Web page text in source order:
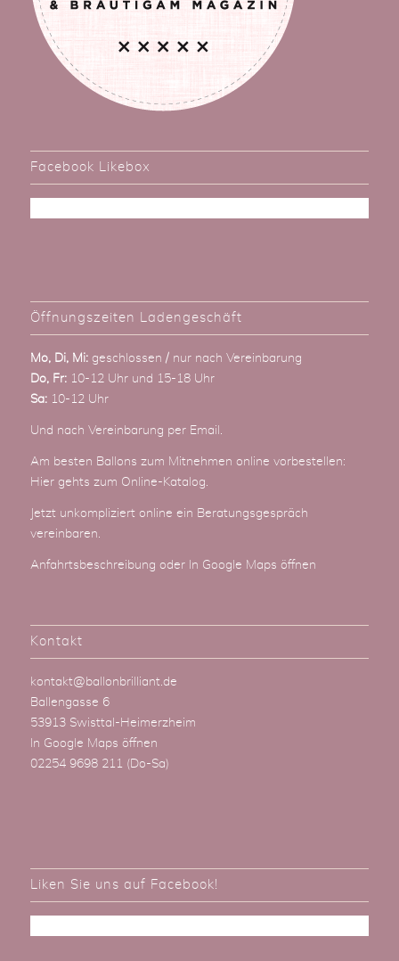
Facebook Likebox
Öffnungszeiten Ladengeschäft
Mo, Di, Mi:geschlossen / nur nach Vereinbarung
Do, Fr:10-12 Uhr und 15-18 Uhr
Sa:10-12 Uhr
Und nach Vereinbarung per Email .
Am besten Ballons zum Mitnehmen online vorbestellen:
Hier gehts zum Online-Katalog.
Jetzt unkompliziert online ein Beratungsgespräch
vereinbaren.
Anfahrtsbeschreibung oder In Google Maps öffnen
Kontakt
kontakt@ballonbrilliant.de
Ballengasse 6
53913 Swisttal-Heimerzheim
In Google Maps öffnen
02254 9698 211 (Do-Sa)
Liken Sie uns auf Facebook!